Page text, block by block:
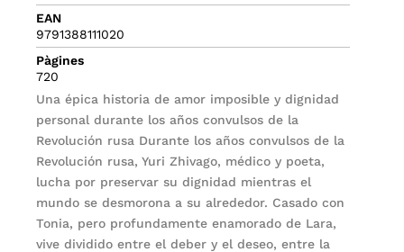
EAN
9791388111020
Pàgines
720
Una épica historia de amor imposible y dignidad
personal durante los años convulsos de la
Revolución rusa Durante los años convulsos de la
Revolución rusa, Yuri Zhivago, médico y poeta,
lucha por preservar su dignidad mientras el
mundo se desmorona a su alrededor. Casado con
Tonia, pero profundamente enamorado de Lara,
vive dividido entre el deber y el deseo, entre la